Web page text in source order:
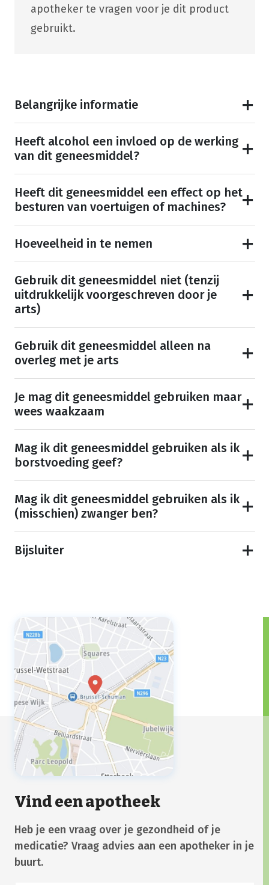
apotheker te vragen voor je dit product
gebruikt.
Belangrijke informatie
Heeft alcohol een invloed op de werking
van dit geneesmiddel?
Heeft dit geneesmiddel een effect op het
besturen van voertuigen of machines?
Hoeveelheid in te nemen
Gebruik dit geneesmiddel niet (tenzij
uitdrukkelijk voorgeschreven door je
arts)
Gebruik dit geneesmiddel alleen na
overleg met je arts
Je mag dit geneesmiddel gebruiken maar
wees waakzaam
Mag ik dit geneesmiddel gebruiken als ik
borstvoeding geef?
Mag ik dit geneesmiddel gebruiken als ik
(misschien) zwanger ben?
Bijsluiter
Vind een apotheek
Heb je een vraag over je gezondheid of je
medicatie? Vraag advies aan een apotheker in je
buurt.